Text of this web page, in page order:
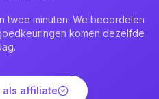
twee minuten. We beoordelen
komen dezelfde
als affiliate